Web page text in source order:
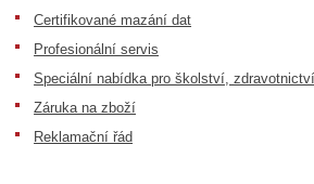
Certifikované mazání dat
Profesionální servis
Speciální nabídka pro školství,
Záruka na zboží
Reklamační řád